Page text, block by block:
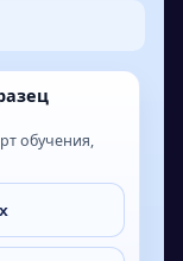
обучения,